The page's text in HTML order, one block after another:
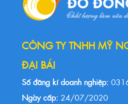
CÔNG TY TNHH MỸ
ĐẠI BÁI
Số đăng kí doanh nghiệp:
Ngày cấp: 24/07/2020